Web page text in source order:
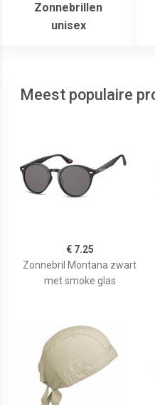
Zonnebrillen
unisex
Meest populaire
€ 7.25
Zonnebril Montana zwart
met smoke glas